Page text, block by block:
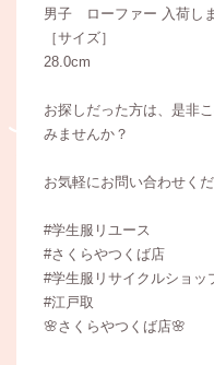
男子 ローファー 入荷し
［サイズ］
28.0cm
お探しだった方は、是非
みませんか？
お気軽にお問い合わせく
#学生服リユース
#さくらやつくば店
#学生服リサイクルショッ
#江戸取
🌸さくらやつくば店🌸